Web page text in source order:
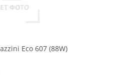
Eco 607 (88W)